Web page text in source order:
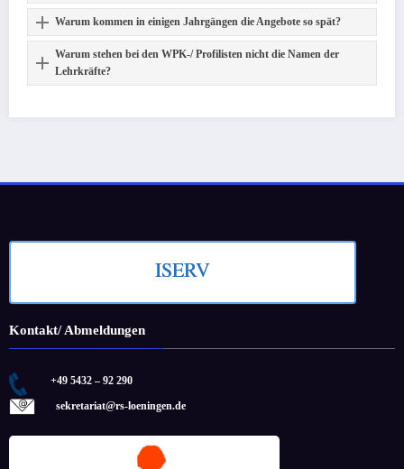
Warum kommen in einigen Jahrgängen die Angebote so spät?
Warum stehen bei den WPK-/ Profilisten nicht die Namen der
Lehrkräfte?
ISERV
Kontakt/ Abmeldungen
+49 5432 – 92 290
sekretariat@rs-loeningen.de